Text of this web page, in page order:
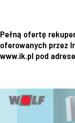
Pełną ofertę
oferowanych przez
www.ik.pl pod